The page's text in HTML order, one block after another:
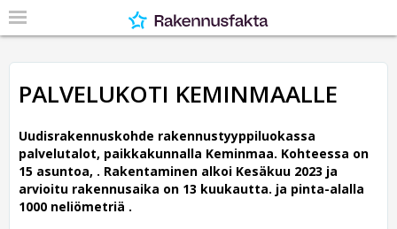
PALVELUKOTI KEMINMAALLE
Uudisrakennuskohde rakennustyyppiluokassa
palvelutalot, paikkakunnalla Keminmaa. Kohteessa on
15 asuntoa, . Rakentaminen alkoi Kesäkuu 2023 ja
arvioitu rakennusaika on 13 kuukautta. ja pinta-alalla
1000 neliömetriä .